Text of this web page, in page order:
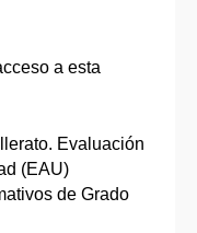
a esta
Evaluación
(EAU)
de Grado